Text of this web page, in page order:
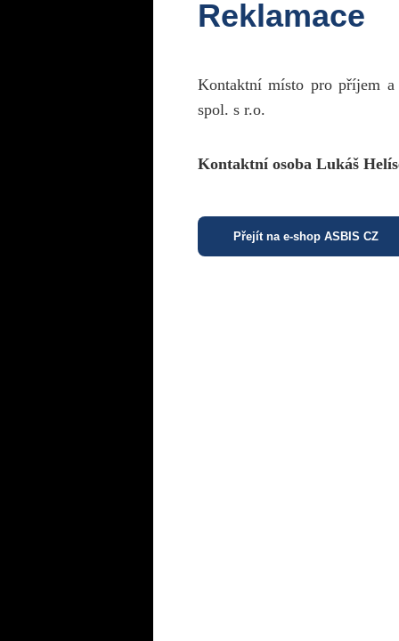
Reklamace
Kontaktní místo pro příjem
spol. s r.o.
Kontaktní osoba Lukáš
Přejít na e-shop ASBIS CZ